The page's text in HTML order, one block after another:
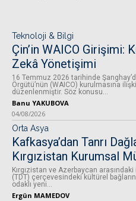
Teknoloji & Bilgi
Çin’in WAICO Girişimi:
Zekâ Yönetişimi
16 Temmuz 2026 tarihinde
Örgütü’nün (WAICO) kurulmasına
düzenlenmiştir. Söz konusu...
Banu YAKUBOVA
04/08/2026
Orta Asya
Kafkasya’dan Tanrı
Kırgızistan Kurumsal
Kırgızistan ve Azerbaycan
(TDT) çerçevesindeki kültürel
odaklı yeni...
Ergün MAMEDOV